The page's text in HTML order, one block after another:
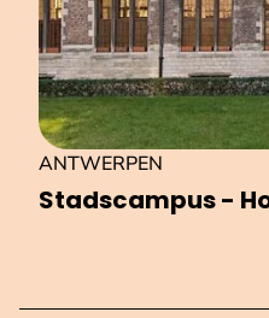
Stadscampus -
ANTWERPEN